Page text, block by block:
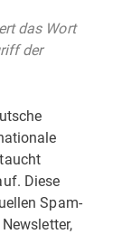
das Wort
der
Diese
Spam-